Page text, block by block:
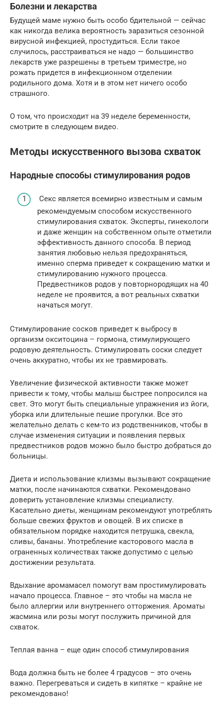
Болезни и лекарства
Будущей маме нужно быть особо бдительной — сейчас
как никогда велика вероятность заразиться сезонной
вирусной инфекцией, простудиться. Если такое
случилось, расстраиваться не надо — большинство
лекарств уже разрешены в третьем триместре, но
рожать придется в инфекционном отделении
родильного дома. Хотя и в этом нет ничего особо
страшного.
О том, что происходит на 39 неделе беременности,
смотрите в следующем видео.
Методы искусственного вызова схваток
Народные способы стимулирования родов
Секс является всемирно известным и самым
рекомендуемым способом искусственного
стимулирования схваток. Эксперты, гинекологи
и даже женщин на собственном опыте отметили
эффективность данного способа. В период
занятия любовью нельзя предохраняться,
именно сперма приведет к сокращению матки и
стимулированию нужного процесса.
Предвестников родов у повторнородящих на 40
неделе не проявится, а вот реальных схватки
начаться могут.
Стимулирование сосков приведет к выбросу в
организм окситоцина – гормона, стимулирующего
родовую деятельность. Стимулировать соски следует
очень аккуратно, чтобы их не травмировать.
Увеличение физической активности также может
привести к тому, чтобы малыш быстрее попросился на
свет. Это могут быть специальные упражнения из йоги,
уборка или длительные пешие прогулки. Все это
желательно делать с кем-то из родственников, чтобы в
случае изменения ситуации и появления первых
предвестников родов можно было быстро добраться до
больницы.
Диета и использование клизмы вызывают сокращение
матки, после начинаются схватки. Рекомендовано
доверить установление клизмы специалисту.
Касательно диеты, женщинам рекомендуют употреблять
больше свежих фруктов и овощей. В их списке в
обязательном порядке находится петрушка, свекла,
сливы, бананы. Употребление касторового масла в
ограненных количествах также допустимо с целью
достижении результата.
Вдыхание аромамасел помогут вам простимулировать
начало процесса. Главное – это чтобы на масла не
было аллергии или внутреннего отторжения. Ароматы
жасмина или розы могут послужить причиной для
схваток.
Теплая ванна – еще один способ стимулирования
Вода должна быть не более 4 градусов – это очень
важно. Перегреваться и сидеть в кипятке – крайне не
рекомендовано!